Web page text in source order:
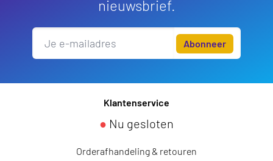
nieuwsbrief.
Abonneer
Klantenservice
● Nu gesloten
Orderafhandeling & retouren